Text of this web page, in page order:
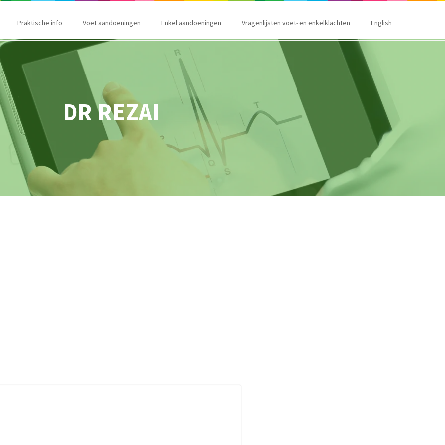
Praktische info Voet aandoeningen Enkel aandoeningen Vragenlijsten voet- en enkelklachten English
DR REZAI